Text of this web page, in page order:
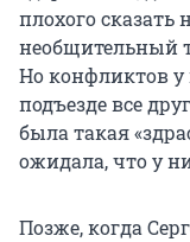
плохого сказать
необщительный
Но конфликтов
подъезде все
была такая
ожидала, что у
Позже, когда